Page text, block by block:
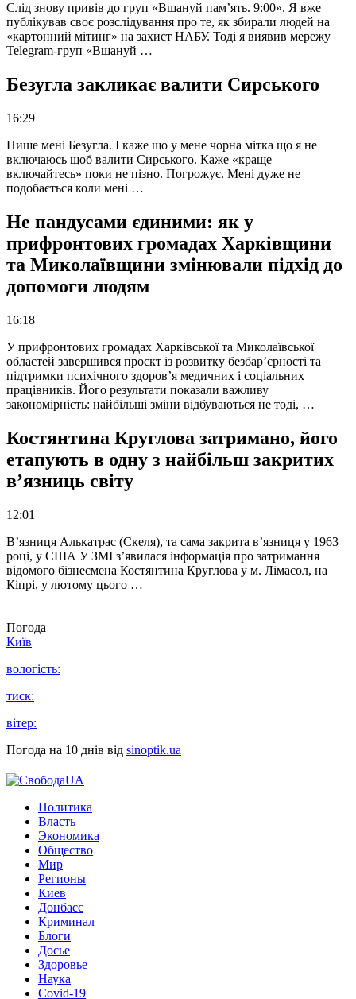
Слід знову привів до груп «Вшануй пам’ять. 9:00». Я вже
публікував своє розслідування про те, як збирали людей на
«картонний мітинг» на захист НАБУ. Тоді я виявив мережу
Telegram-груп «Вшануй …
Безугла закликає валити Сирського
16:29
Пише мені Безугла. І каже що у мене чорна мітка що я не
включаюсь щоб валити Сирського. Каже «краще
включайтесь» поки не пізно. Погрожує. Мені дуже не
подобається коли мені …
Не пандусами єдиними: як у
прифронтових громадах Харківщини
та Миколаївщини змінювали підхід до
допомоги людям
16:18
У прифронтових громадах Харківської та Миколаївської
областей завершився проєкт із розвитку безбар’єрності та
підтримки психічного здоров’я медичних і соціальних
працівників. Його результати показали важливу
закономірність: найбільші зміни відбуваються не тоді, …
Костянтина Круглова затримано, його
етапують в одну з найбільш закритих
в’язниць світу
12:01
В’язниця Алькатрас (Скеля), та сама закрита в’язниця у 1963
році, у США У ЗМІ з’явилася інформація про затримання
відомого бізнесмена Костянтина Круглова у м. Лімасол, на
Кіпрі, у лютому цього …
Погода
Київ
вологість:
тиск:
вітер:
Погода на 10 днів від sinoptik.ua
Политика
Власть
Экономика
Общество
Мир
Регионы
Киев
Донбасс
Криминал
Блоги
Досье
Здоровье
Наука
Covid-19